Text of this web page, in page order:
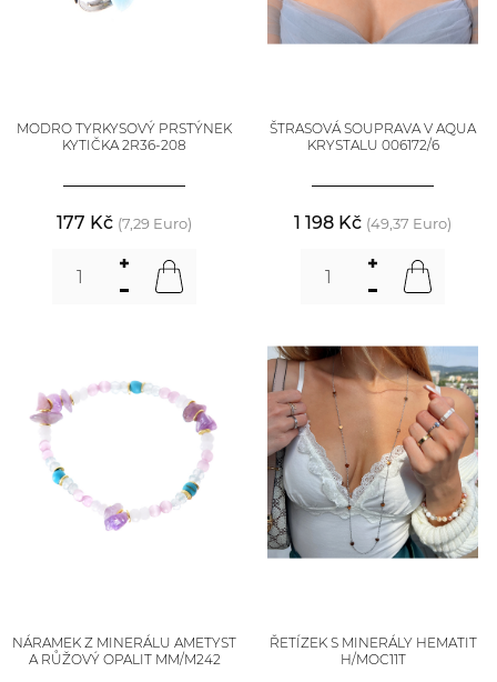
MODRO TYRKYSOVÝ PRSTÝNEK
KYTIČKA 2R36-208
177 Kč (7,29 Euro)
ŠTRASOVÁ SOUPRAVA V AQUA
KRYSTALU 006172/6
1 198 Kč (49,37 Euro)
NÁRAMEK Z MINERÁLU AMETYST
A RŮŽOVÝ OPALIT MM/M242
ŘETÍZEK S MINERÁLY HEMATIT
H/MOC11T